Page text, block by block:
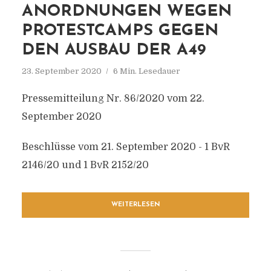
ANORDNUNGEN WEGEN
PROTESTCAMPS GEGEN
DEN AUSBAU DER A49
23. September 2020 6 Min. Lesedauer
Pressemitteilung Nr. 86/2020 vom 22.
September 2020
Beschlüsse vom 21. September 2020 - 1 BvR
2146/20 und 1 BvR 2152/20
WEITERLESEN